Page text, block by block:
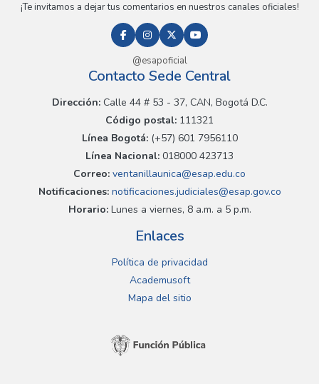
¡Te invitamos a dejar tus comentarios en nuestros canales oficiales!
@esapoficial
Contacto Sede Central
Dirección:Calle 44 # 53 - 37, CAN, Bogotá D.C.
Código postal: 111321
Línea Bogotá:(+57) 601 7956110
Línea Nacional: 018000 423713
Correo: ventanillaunica@esap.edu.co
Notificaciones:notificaciones.judiciales@esap.gov.co
Horario:Lunes a viernes, 8 a.m. a 5 p.m.
Enlaces
Política de privacidad
Academusoft
Mapa del sitio